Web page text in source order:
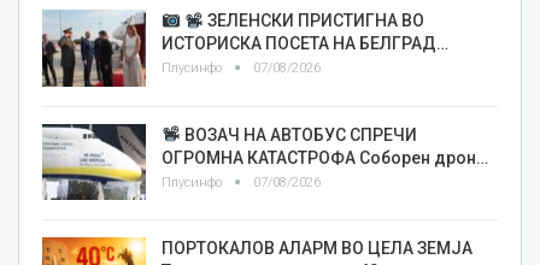
ЗЕЛЕНСКИ ПРИСТИГНА ВО
ИСТОРИСКА ПОСЕТА НА БЕЛГРАД…
Плусинфо 07/08/2026
ВОЗАЧ НА АВТОБУС СПРЕЧИ
ОГРОМНА КАТАСТРОФА Соборен дрон…
Плусинфо 07/08/2026
ПОРТОКАЛОВ АЛАРМ ВО ЦЕЛА ЗЕМЈА